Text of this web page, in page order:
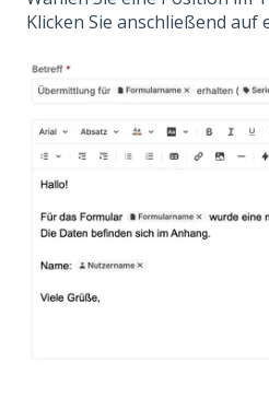
Klicken Sie anschließend auf